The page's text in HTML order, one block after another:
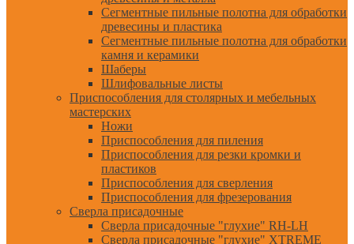
Сегментные пильные полотна для обработки
древесины и пластика
Сегментные пильные полотна для обработки
камня и керамики
Шаберы
Шлифовальные листы
Приспособления для столярных и мебельных
мастерских
Ножи
Приспособления для пиления
Приспособления для резки кромки и
пластиков
Приспособления для сверления
Приспособления для фрезерования
Сверла присадочные
Сверла присадочные "глухие" RH-LH
Сверла присадочные "глухие" XTREME